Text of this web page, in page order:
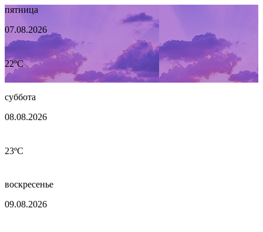
пятница
07.08.2026
22ºC
суббота
08.08.2026
23ºC
воскресенье
09.08.2026